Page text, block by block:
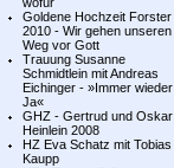
Goldene Hochzeit Forster
2010 - Wir gehen unseren
Weg vor Gott
Trauung Susanne
Schmidtlein mit Andreas
Eichinger - »Immer wieder
Ja«
GHZ - Gertrud und Oskar
Heinlein 2008
HZ Eva Schatz mit Tobias
Kaupp